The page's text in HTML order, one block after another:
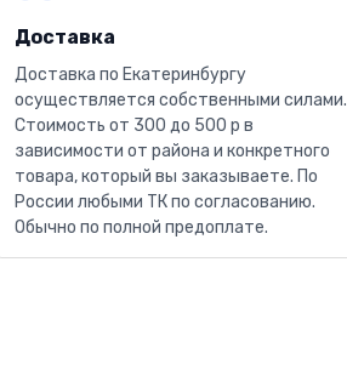
Доставка
Доставка по Екатеринбургу
осуществляется собственными силами.
Стоимость от 300 до 500 р в
зависимости от района и конкретного
товара, который вы заказываете. По
России любыми ТК по согласованию.
Обычно по полной предоплате.